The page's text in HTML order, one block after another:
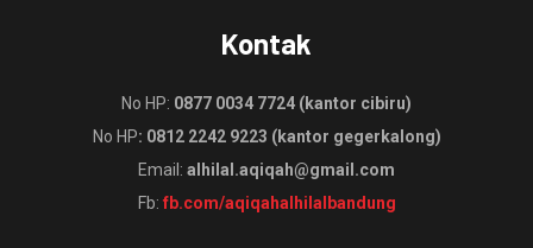
Kontak
No HP: 0877 0034 7724 (kantor cibiru)
No HP: 0812 2242 9223 (kantor gegerkalong)
Email: alhilal.aqiqah@gmail.com
Fb: fb.com/aqiqahalhilalbandung